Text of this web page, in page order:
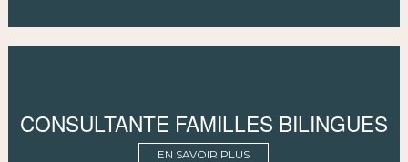
CONSULTANTE FAMILLES BILINGUES
EN SAVOIR PLUS